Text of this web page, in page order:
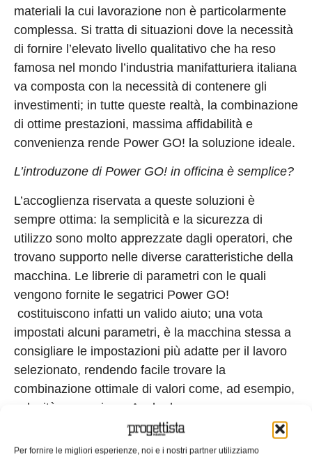
Per fornire le migliori esperienze, noi e i nostri partner utilizziamo
materiali la cui lavorazione non è particolarmente
complessa. Si tratta di situazioni dove la necessità
di fornire l’elevato livello qualitativo che ha reso
famosa nel mondo l’industria manifatturiera italiana
va composta con la necessità di contenere gli
investimenti; in tutte queste realtà, la combinazione
di ottime prestazioni, massima affidabilità e
convenienza rende Power GO! la soluzione ideale.
L’introduzone di Power GO! in officina è semplice?
L’accoglienza riservata a queste soluzioni è
sempre ottima: la semplicità e la sicurezza di
utilizzo sono molto apprezzate dagli operatori, che
trovano supporto nelle diverse caratteristiche della
macchina. Le librerie di parametri con le quali
vengono fornite le segatrici Power GO!
costituiscono infatti un valido aiuto; una vota
impostati alcuni parametri, è la macchina stessa a
consigliare le impostazioni più adatte per il lavoro
selezionato, rendendo facile trovare la
combinazione ottimale di valori come, ad esempio,
velocità e pressione. Anche la
regolazione automatica della velocità è fornita
come standard per questa linea di segatrici. Le due